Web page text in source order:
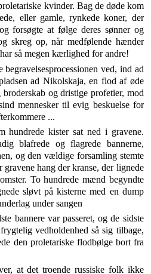
kvinder. Bag de døde kom
eller gamle, rynkede koner, der
forsøgte at følge deres sønner og
skreg op, når medfølende hænder
så megen kærlighed for andre!
begravelsesprocessionen ved, ind ad
ad Ni­kolskaja, en flod af øde
og dristige profetier, mod
mennesker til evig beskuelse for
...
hundrede kister sat ned i gravene.
blafrede og flag­rede bannerne,
og den vældige forsamling stemte
hang der kranse, der lignede
To hundrede mænd begyndte
sløvt på kisterne med en dump
under sangen
bannere var passeret, og de sidste
vedhol­denhed så sig tilbage,
den proletariske flodbølge bort fra
at det troende russiske folk ikke